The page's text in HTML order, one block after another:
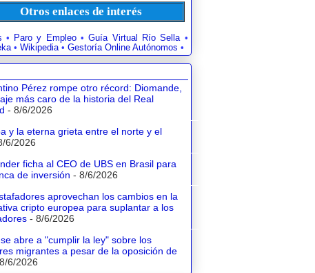
Otros enlaces de interés
• Paro y Empleo•Guía Virtual Río Sella•
• Wikipedia• Gestoría Online Autónomos •
Pérez rompe otro récord: Diomande,
más caro de la historia del Real
- 8/6/2026
y la eterna grieta entre el norte y el
6/2026
ficha al CEO de UBS en Brasil para
de inversión - 8/6/2026
aprovechan los cambios en la
cripto europea para suplantar a los
- 8/6/2026
se abre a "cumplir la ley" sobre los
migrantes a pesar de la oposición de
6/2026